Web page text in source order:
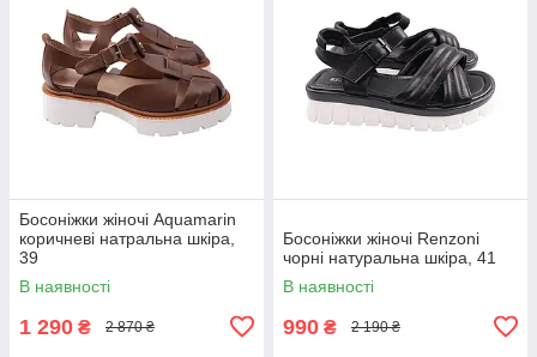
Босоніжки жіночі Aquamarin
коричневі натральна шкіра,
39
В наявності
1 290 ₴ 2 870 ₴
Босоніжки жіночі Renzoni
чорні натуральна шкіра, 41
В наявності
990 ₴ 2 190 ₴